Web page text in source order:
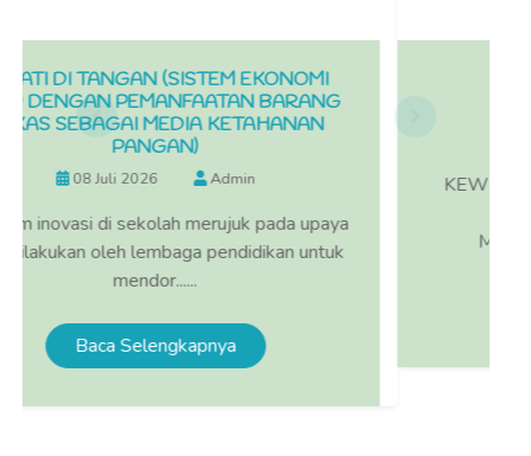
(SISTEM EKONOMI
BARANG
KETAHANAN
Admin
merujuk pada upaya
pendidikan untuk
KEWIRAUSAHAAN
MENCIPTAKAN